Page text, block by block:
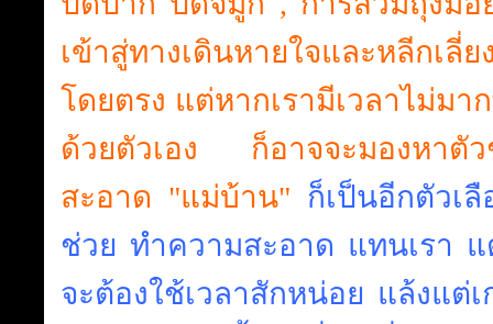
เข้าสู่ทางเดินหายใจและหลีกเ
โดยตรง แต่หากเรามีเวลาไม่ม
ด้วยตัวเอง ก็อาจจะมองหา
สะอาด "แม่บ้าน" ก็เป็นอีกตัวเ
ช่วย ทำความสะอาด แทนเรา
จะต้องใช้เวลาสักหน่อย แล้งแ